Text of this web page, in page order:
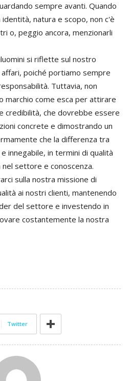
sempre avanti. Quando
natura e scopo, non c'è
o, peggio ancora, menzionarli
si riflette sul nostro
poiché portiamo sempre
Tuttavia, non
marchio come esca per attirare
credibilità, che dovrebbe essere
concrete e dimostrando un
che la differenza tra
innegabile, in termini di qualità
settore e conoscenza.
sulla nostra missione di
ai nostri clienti, mantenendo
del settore e investendo in
costantemente la nostra
Twitter